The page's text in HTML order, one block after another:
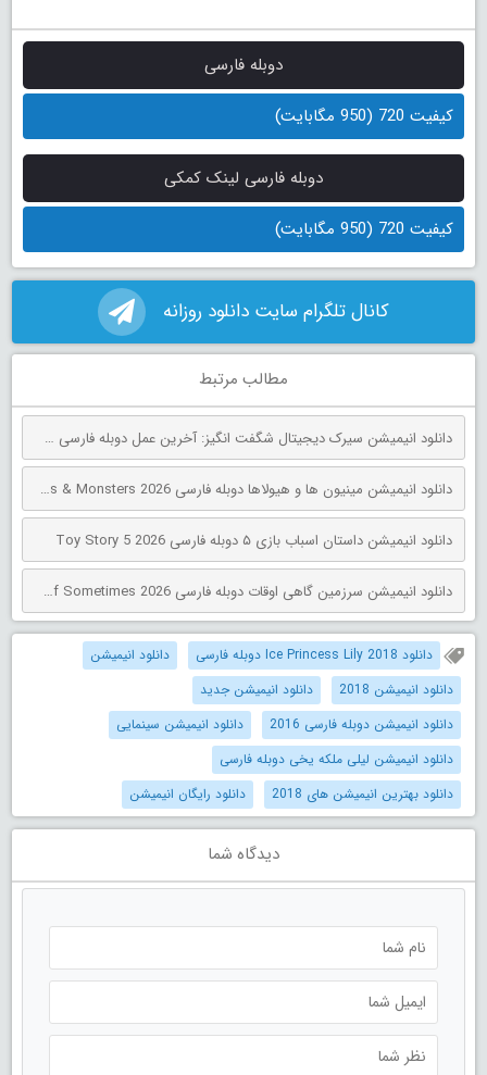
دوبله فارسی
کیفیت 720 (950 مگابایت)
دوبله فارسی لینک کمکی
کیفیت 720 (950 مگابایت)
کانال تلگرام سایت دانلود روزانه
مطالب مرتبط
دانلود انیمیشن سیرک دیجیتال شگفت انگیز: آخرین عمل دوبله فارسی The Amazing Digital Circus: The Last Act 2026
دانلود انیمیشن مینیون‌ ها و هیولاها دوبله فارسی Minions & Monsters 2026
دانلود انیمیشن داستان اسباب بازی ۵ دوبله فارسی Toy Story 5 2026
دانلود انیمیشن سرزمین گاهی اوقات دوبله فارسی The Land of Sometimes 2026
دانلود 2018 Ice Princess Lily دوبله فارسی
دانلود انیمیشن
دانلود انیمیشن 2018
دانلود انیمیشن جدید
دانلود انیمیشن دوبله فارسی 2016
دانلود انیمیشن سینمایی
دانلود انیمیشن لیلی ملکه یخی دوبله فارسی
دانلود بهترین انیمیشن های 2018
دانلود رایگان انیمیشن
دیدگاه شما